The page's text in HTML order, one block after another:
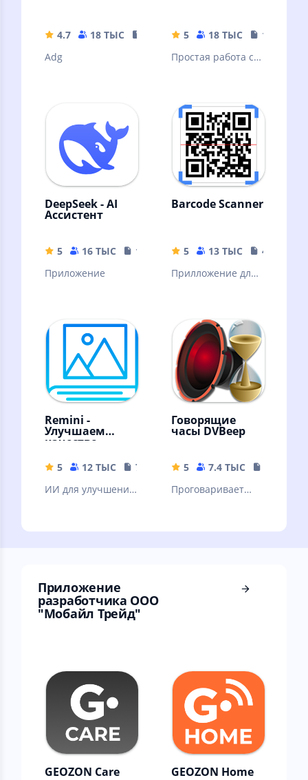
4.7 18 ТЫС
35.63 MB
Adg
5 18 ТЫС
10.32 MB
Простая работа с
DeepSeek - AI
Ассистент
5 16 ТЫС
16.44 MB
Приложение
Barcode Scanner
5 13 ТЫС
4.04 MB
Прилложение для
Remini -
Улучшаем
качество
5 12 ТЫС
79.19 MB
ИИ для улучшения
Говорящие
часы DVBeep
5 7.4 ТЫС
Проговаривает
Приложение
разработчика ООО
"Мобайл Трейд"
GEOZON Care GEOZON Home